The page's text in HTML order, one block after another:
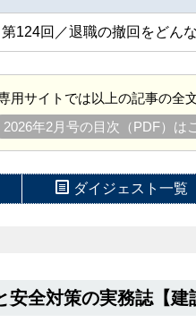
第124回／退職の撤回をどん
用サイトでは以上の記事の全
2026年2月号の目次（PDF）は
ダイジェスト一覧
安全対策の実務誌